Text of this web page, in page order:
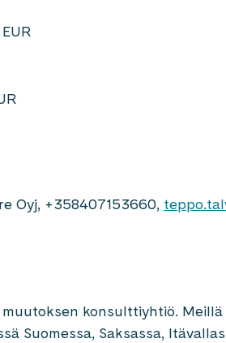
Oyj, +358407153660,
konsulttiyhtiö. Meillä
Suomessa, Saksassa,